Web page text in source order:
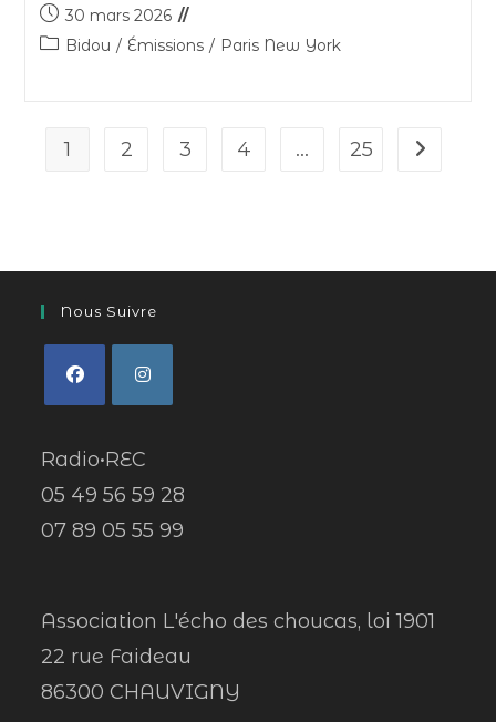
30 mars 2026
Bidou / Émissions / Paris New York
1 2 3 4 … 25
Nous Suivre
Radio•REC
05 49 56 59 28
07 89 05 55 99
Association L'écho des choucas, loi 1901
22 rue Faideau
86300 CHAUVIGNY